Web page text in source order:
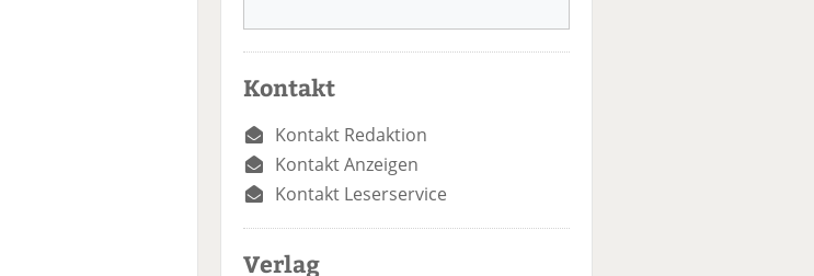
Kontakt
Kontakt Redaktion
Kontakt Anzeigen
Kontakt Leserservice
Verlag